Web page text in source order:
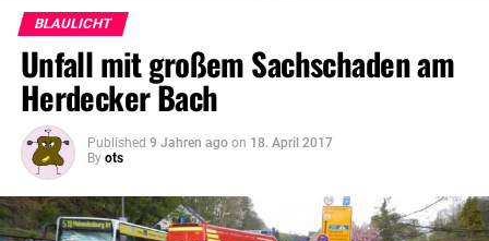
BLAULICHT
Unfall mit großem Sachschaden am
Herdecker Bach
Published 9 Jahren ago on 18. April 2017
By ots